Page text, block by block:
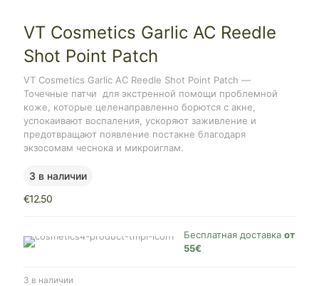
VT Cosmetics Garlic AC Reedle
Shot Point Patch
VT Cosmetics Garlic AC Reedle Shot Point Patch —
Точечные патчи
для экстренной помощи проблемной
коже, которые целенаправленно борются с акне,
успокаивают воспаления, ускоряют заживление и
предотвращают появление постакне благодаря
экзосомам чеснока и микроиглам.
3 в наличии
€12.50
Бесплатная доставка от
55€
3 в наличии